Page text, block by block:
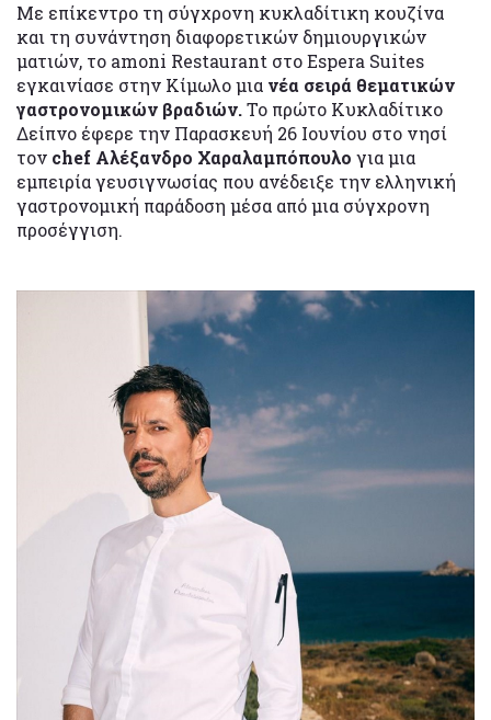
Με επίκεντρο τη σύγχρονη κυκλαδίτικη κουζίνα
και τη συνάντηση διαφορετικών δημιουργικών
ματιών, το amoni Restaurant στο Espera Suites
εγκαινίασε στην Κίμωλο μια νέα σειρά θεματικών
γαστρονομικών βραδιών.Το πρώτο Κυκλαδίτικο
Δείπνο έφερε την Παρασκευή 26 Ιουνίου στο νησί
τον chef Αλέξανδρο Χαραλαμπόπουλο για μια
εμπειρία γευσιγνωσίας που ανέδειξε την ελληνική
γαστρονομική παράδοση μέσα από μια σύγχρονη
προσέγγιση.